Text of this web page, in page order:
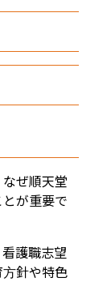
ぜ順天堂
が重要で
護職志望
針や特色